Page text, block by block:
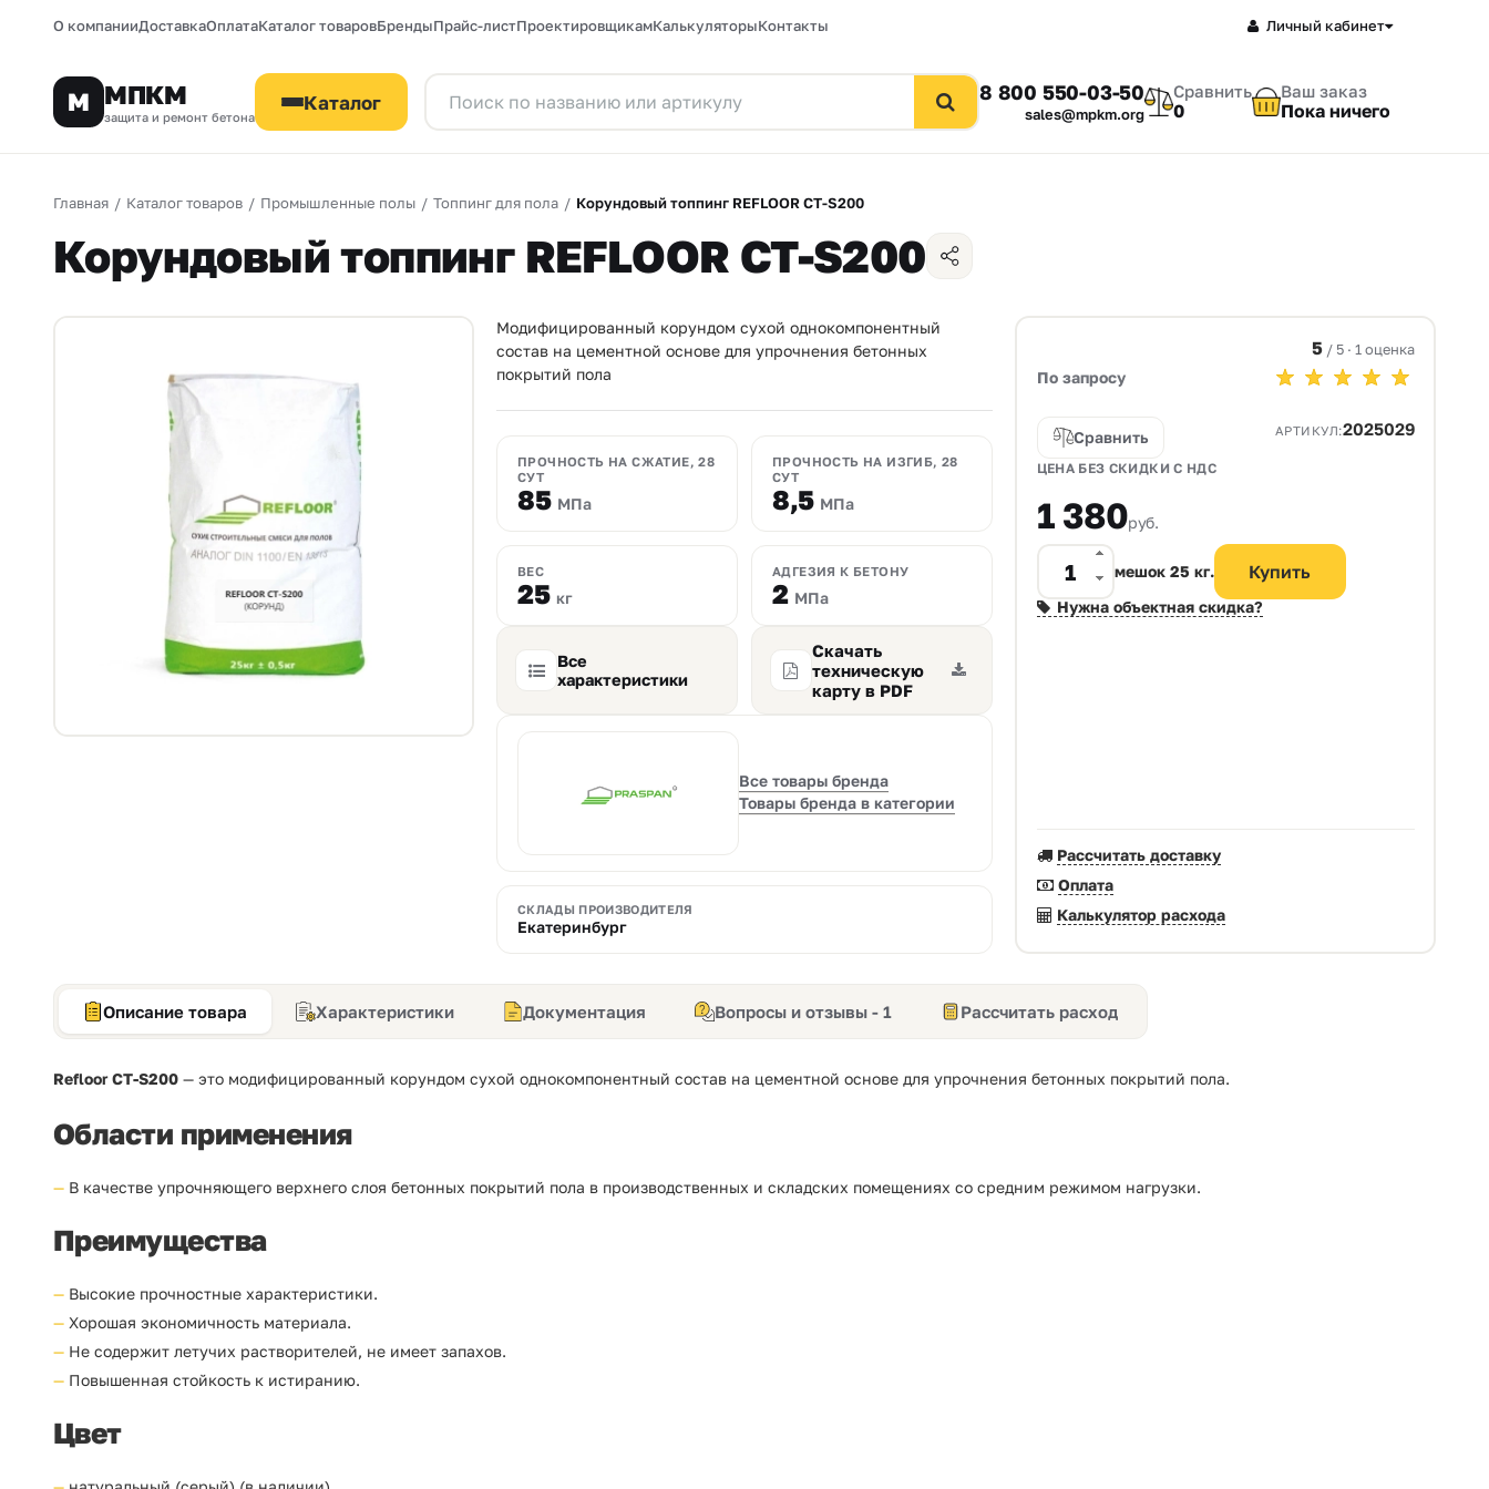
О компанииДоставкаОплатаКаталог товаровБрендыПрайс-листПроектировщикамКалькуляторыКонтакты Личный кабинет
М МПКМ
защита и ремонт бетона
Каталог 8 800 550-03-50
sales@mpkm.org
Сравнить
0
Ваш заказ
Пока ничего
Главная / Каталог товаров / Промышленные полы / Топпинг для пола / Корундовый топпинг REFLOOR CT-S200
Корундовый топпинг REFLOOR CT-S200
Модифицированный корундом сухой однокомпонентный
состав на цементной основе для упрочнения бетонных
покрытий пола
ПРОЧНОСТЬ НА СЖАТИЕ, 28
СУТ
85 МПа
ПРОЧНОСТЬ НА ИЗГИБ, 28
СУТ
8,5 МПа
ВЕС
25 кг
АДГЕЗИЯ К БЕТОНУ
2 МПа
Все
характеристики
Скачать
техническую
карту в PDF
Все товары бренда
Товары бренда в категории
СКЛАДЫ ПРОИЗВОДИТЕЛЯ
Екатеринбург
По запросу
5 / 5 · 1 оценка
Сравнить АРТИКУЛ:2025029
ЦЕНА БЕЗ СКИДКИ С НДС
1 380руб.
мешок 25 кг.
Нужна объектная скидка?
Рассчитать доставку
Оплата
Калькулятор расхода
Описание товара Характеристики Документация Вопросы и отзывы - 1 Рассчитать расход
Refloor CT-S200 — это модифицированный корундом сухой однокомпонентный состав на цементной основе для упрочнения бетонных покрытий пола.
Области применения
В качестве упрочняющего верхнего слоя бетонных покрытий пола в производственных и складских помещениях со средним режимом нагрузки.
Преимущества
Высокие прочностные характеристики.
Хорошая экономичность материала.
Не содержит летучих растворителей, не имеет запахов.
Повышенная стойкость к истиранию.
Цвет